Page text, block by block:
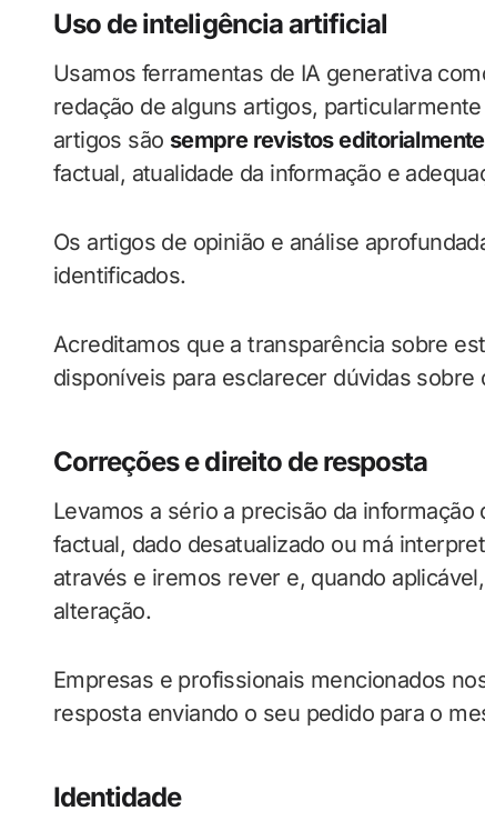
Uso de inteligência artificial
Usamos ferramentas de IA generativa
redação de alguns artigos,
artigos são sempre revistos editorialmente
factual, atualidade da informação e
Os artigos de opinião e análise
identificados.
Acreditamos que a transparência sobre
disponíveis para esclarecer dúvidas sobre
Correções e direito de resposta
Levamos a sério a precisão da
factual, dado desatualizado ou má
através e iremos rever e, quando
alteração.
Empresas e profissionais mencionados
resposta enviando o seu pedido para o
Identidade